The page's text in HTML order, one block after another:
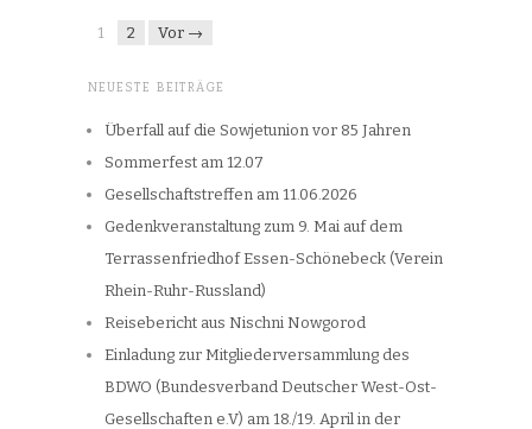
1 2 Vor →
NEUESTE BEITRÄGE
Überfall auf die Sowjetunion vor 85 Jahren
Sommerfest am 12.07
Gesellschaftstreffen am 11.06.2026
Gedenkveranstaltung zum 9. Mai auf dem
Terrassenfriedhof Essen-Schönebeck (Verein
Rhein-Ruhr-Russland)
Reisebericht aus Nischni Nowgorod
Einladung zur Mitgliederversammlung des
BDWO (Bundesverband Deutscher West-Ost-
Gesellschaften e.V) am 18./19. April in der